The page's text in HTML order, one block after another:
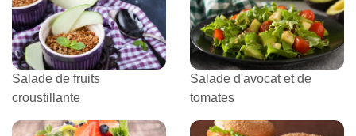
Salade de fruits
croustillante
Salade d'avocat et de
tomates